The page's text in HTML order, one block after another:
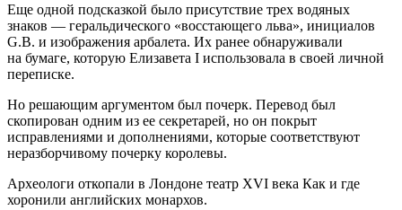
Еще одной подсказкой было присутствие трех водяных
знаков — геральдического «восстающего льва», инициалов
G.B. и изображения арбалета. Их ранее обнаруживали
на бумаге, которую Елизавета I использовала в своей личной
переписке.
Но решающим аргументом был почерк. Перевод был
скопирован одним из ее секретарей, но он покрыт
исправлениями и дополнениями, которые соответствуют
неразборчивому почерку королевы.
Археологи откопали в Лондоне театр XVI века Как и где
хоронили английских монархов.